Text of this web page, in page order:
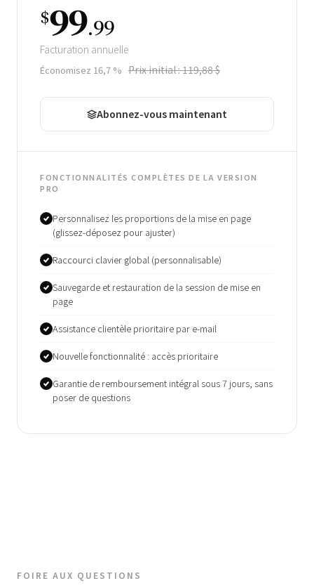
$99.99
Facturation annuelle
Économisez 16,7 % Prix ​​initial : 119,88 $
Abonnez-vous maintenant
FONCTIONNALITÉS COMPLÈTES DE LA VERSION
PRO
Personnalisez les proportions de la mise en page
(glissez-déposez pour ajuster)
Raccourci clavier global (personnalisable)
Sauvegarde et restauration de la session de mise en
page
Assistance clientèle prioritaire par e-mail
Nouvelle fonctionnalité : accès prioritaire
Garantie de remboursement intégral sous 7 jours, sans
poser de questions
FOIRE AUX QUESTIONS